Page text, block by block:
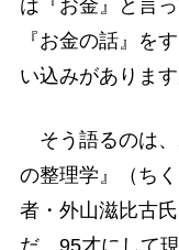
は『お金』と言
『お金の話』を
い込みがありま
そう語るのは、
の整理学』（ち
者・外山滋比古
だ。95才にして